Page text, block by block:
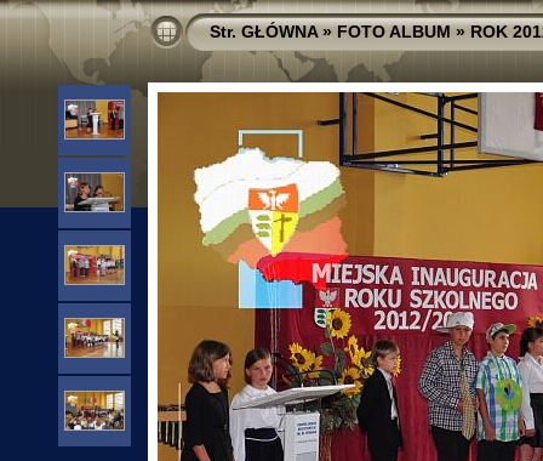
Str. GŁÓWNA»FOTO ALBUM»ROK